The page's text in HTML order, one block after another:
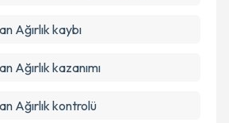
Ağırlık kaybı
Ağırlık kazanımı
Ağırlık kontrolü